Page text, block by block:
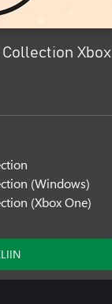
Xbox
(Windows)
(Xbox One)